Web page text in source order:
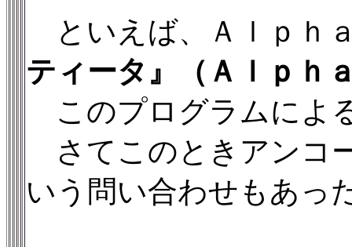
といえば、Ａｌｐｈ
ティータ』（Ａｌｐｈ
このプログラムによ
さてこのときアンコ
いう問い合わせもあっ